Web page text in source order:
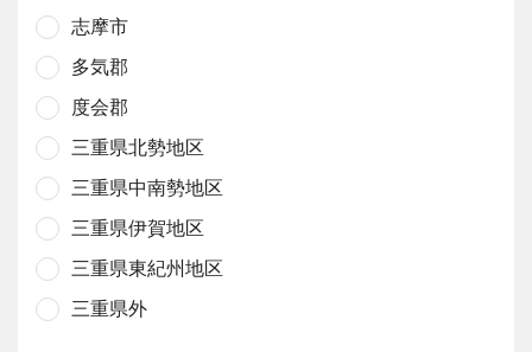
志摩市
多気郡
度会郡
三重県北勢地区
三重県中南勢地区
三重県伊賀地区
三重県東紀州地区
三重県外